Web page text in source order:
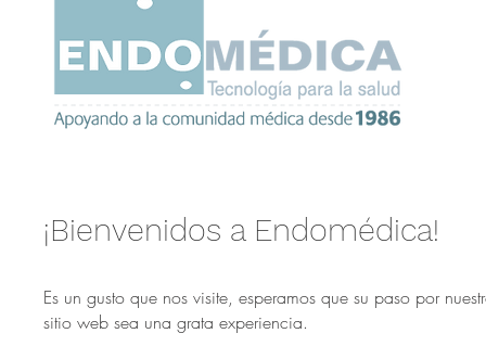
¡Bienvenidos a Endomédica!
Es un gusto que nos visite, esperamos que su paso por
sitio web sea una grata experiencia.